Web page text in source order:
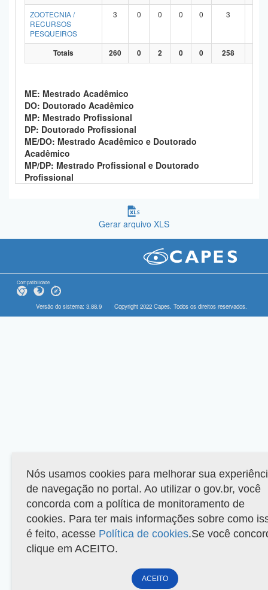
ZOOTECNIA /
RECURSOS
PESQUEIROS
3 0 0 0 0 3
Totais 260 0 2 0 0 258
ME: Mestrado Acadêmico
DO: Doutorado Acadêmico
MP: Mestrado Profissional
DP: Doutorado Profissional
ME/DO: Mestrado Acadêmico e Doutorado
Acadêmico
MP/DP: Mestrado Profissional e Doutorado
Profissional
Gerar arquivo XLS
Compatibilidade
Versão do sistema: 3.88.9 Copyright 2022 Capes. Todos os direitos reservados.
Nós usamos cookies para melhorar sua
de navegação no portal. Ao utilizar o gov.br, você
concorda com a política de monitoramento de
cookies. Para ter mais informações sobre como
é feito, acesse Política de cookies.Se você
clique em ACEITO.
ACEITO